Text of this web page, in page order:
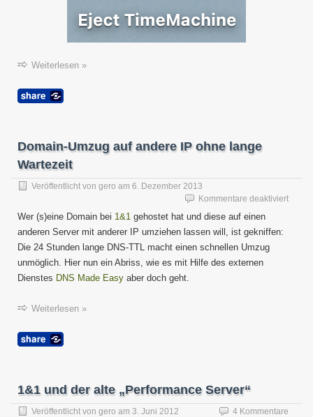
Weiterlesen »
Domain-Umzug auf andere IP ohne lange
Wartezeit
Veröffentlicht von gero am 6. Dezember 2013
Kommentare deaktiviertfür
Wer (s)eine Domain bei 1&1 gehostet hat und diese auf einen
anderen Server mit anderer IP umziehen lassen will, ist gekniffen:
Die 24 Stunden lange DNS-TTL macht einen schnellen Umzug
unmöglich. Hier nun ein Abriss, wie es mit Hilfe des externen
Dienstes DNS Made Easy aber doch geht.
Weiterlesen »
1&1 und der alte „Performance Server“
Veröffentlicht von gero am 3. Juni 2012 4 Kommentare